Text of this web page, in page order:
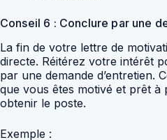
Conseil 6 : Conclure par une
La fin de votre lettre de
directe. Réitérez votre intérêt
par une demande d’entretien.
que vous êtes motivé et prêt
obtenir le poste.
Exemple :